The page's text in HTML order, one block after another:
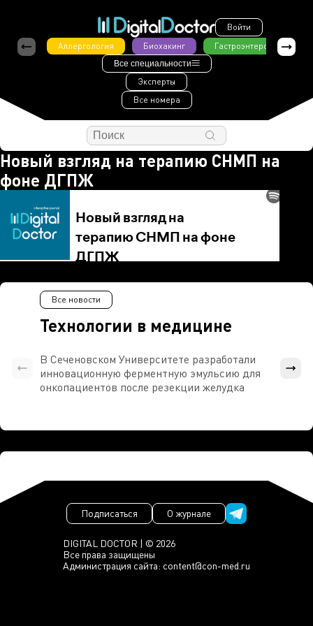
Войти
Аллергология
Биохакинг Гастроэнтерология
Все специальности
Эксперты
Все номера
Новый взгляд на терапию СНМП на
фоне ДГПЖ
Технологии в медицине
Все новости
В Сеченовском Университете разработали
инновационную ферментную эмульсию для
онкопациентов после резекции желудка
DIGITAL DOCTOR | © 2026
Все права защищены
Администрация сайта: content@con-med.ru
Подписаться О журнале